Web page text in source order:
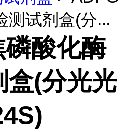
测试剂盒(分...
酸化酶
盒(分光光